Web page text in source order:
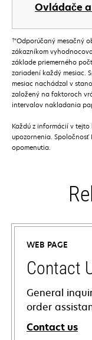
Ovládače
†"Odporúčaný mesačný
zákazníkom
základe priemerného
zariadení každý mesiac.
mesiac nachádzal v
založený na faktoroch
intervalov nakladania
Každú z informácií v
upozornenia. Spoločnosť
opomenutia.
WEB PAGE
Contact
General
order
Contact us